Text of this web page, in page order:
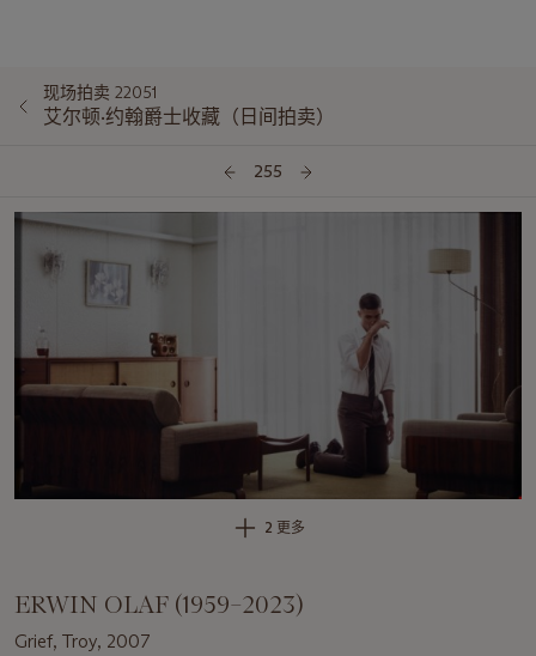
现场拍卖 22051
艾尔顿·约翰爵士收藏（日间拍卖）
255
2 更多
ERWIN OLAF (1959–2023)
Grief, Troy, 2007